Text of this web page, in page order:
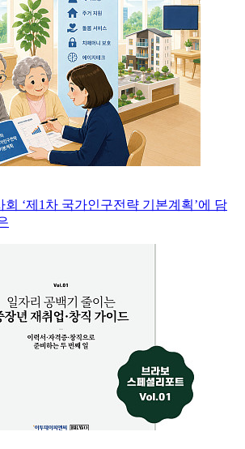
회 ‘제1차 국가인구전략 기본계획’에 담